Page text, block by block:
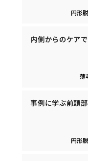
円形
内側からのケア
薄
事例に学ぶ前頭
円形